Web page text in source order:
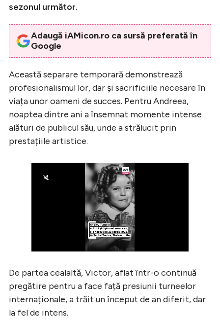
sezonul următor.
Adaugă iAMicon.ro ca sursă preferată în
Google
Această separare temporară demonstrează
profesionalismul lor, dar și sacrificiile necesare în
viața unor oameni de succes. Pentru Andreea,
noaptea dintre ani a însemnat momente intense
alături de publicul său, unde a strălucit prin
prestațiile artistice.
De partea cealaltă, Victor, aflat într-o continuă
pregătire pentru a face față presiunii turneelor
internaționale, a trăit un început de an diferit, dar
la fel de intens.